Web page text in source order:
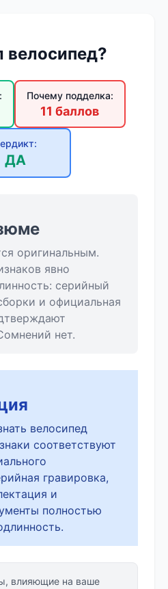
велосипед?
Почему подделка:
11 баллов
ДА
оригинальным.
явно
серийный
и официальная
нет.
велосипед
соответствуют
гравировка,
и
полностью
влияющие на ваше